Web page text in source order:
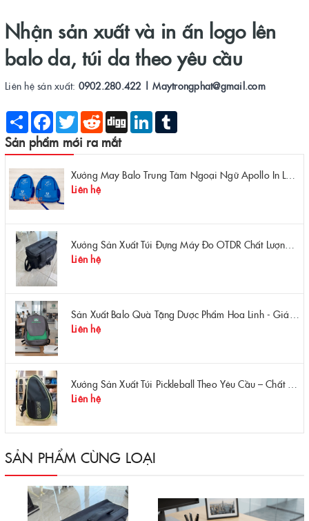
Nhận sản xuất và in ấn logo lên
balo da, túi da theo yêu cầu
Liên hệ sản xuất: 0902.280.422 | Maytrongphat@gmail.com
Share Facebook
Twitter Reddit Digg LinkedIn
Sản phẩm mới ra mắt
Liên hệ
Liên hệ
Liên hệ
Liên hệ
SẢN PHẨM CÙNG LOẠI